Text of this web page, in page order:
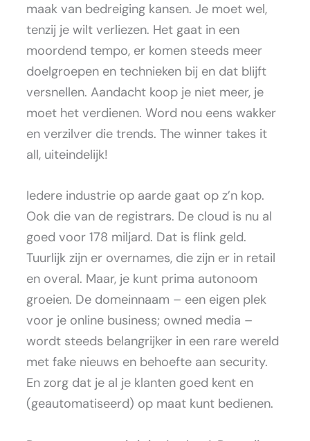
maak van bedreiging kansen. Je moet wel,
tenzij je wilt verliezen. Het gaat in een
moordend tempo, er komen steeds meer
doelgroepen en technieken bij en dat blijft
versnellen. Aandacht koop je niet meer, je
moet het verdienen. Word nou eens wakker
en verzilver die trends. The winner takes it
all, uiteindelijk!
Iedere industrie op aarde gaat op z’n kop.
Ook die van de registrars. De cloud is nu al
goed voor 178 miljard. Dat is flink geld.
Tuurlijk zijn er overnames, die zijn er in retail
en overal. Maar, je kunt prima autonoom
groeien. De domeinnaam – een eigen plek
voor je online business; owned media –
wordt steeds belangrijker in een rare wereld
met fake nieuws en behoefte aan security.
En zorg dat je al je klanten goed kent en
(geautomatiseerd) op maat kunt bedienen.